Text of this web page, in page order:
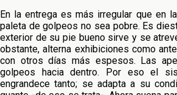
En la entrega es más irregular que en
paleta de golpeos no sea pobre. Es
exterior de su pie bueno sirve y se
obstante, alterna exhibiciones como
con otros días más espesos. Las
golpeos hacia dentro. Por eso el
engrandece tanto; se adapta a su